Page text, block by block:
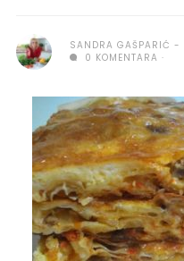
SANDRA GAŠPARIĆ
0 KOMENTARA